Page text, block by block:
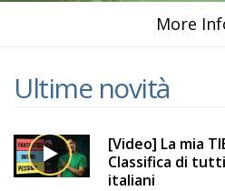
More
Ultime novità
[Video] La mia
Classifica di
italiani